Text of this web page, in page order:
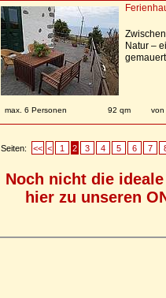
Natur –
max. 6 Personen 92 qm von
Seiten: << < 1 2 3 4 5 6 7
Noch nicht die
hier zu unseren